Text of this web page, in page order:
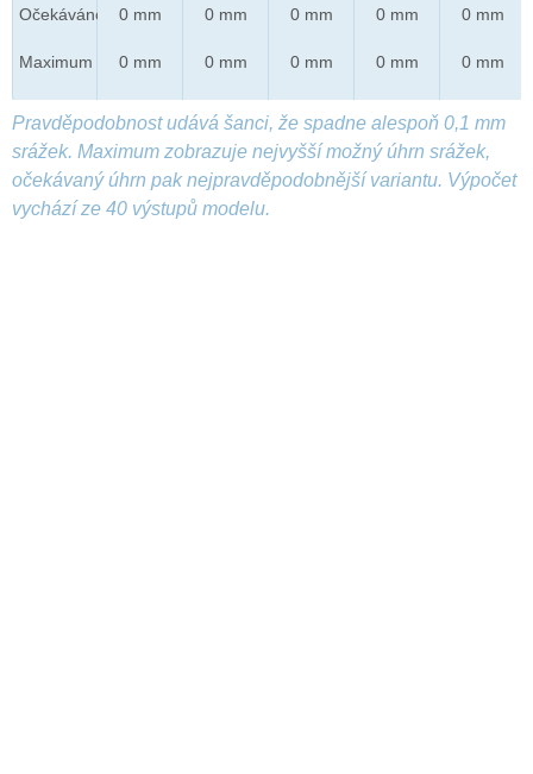
Očekáváno
Maximum
0 mm
0 mm
0 mm
0 mm
0 mm
0 mm
0 mm
0 mm
0 mm
0 mm
Pravděpodobnost udává šanci, že spadne alespoň 0,1 mm
srážek. Maximum zobrazuje nejvyšší možný úhrn srážek,
očekávaný úhrn pak nejpravděpodobnější variantu. Výpočet
vychází ze 40 výstupů modelu.